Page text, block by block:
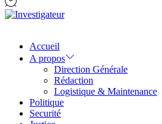
Accueil
A propos
Direction Générale
Rédaction
Logistique & Maintenance
Politique
Securité